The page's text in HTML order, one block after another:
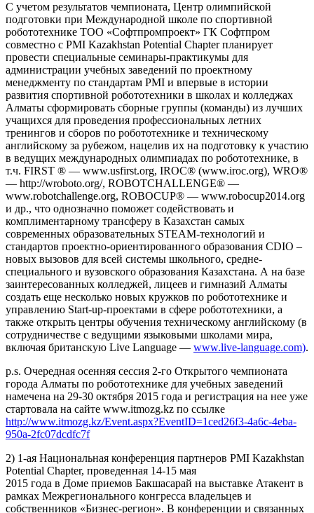
С учетом результатов чемпионата, Центр олимпийской
подготовки при Международной школе по спортивной
робототехнике ТОО «Софтпромпроект» ГК Софтпром
совместно с PMI Kazakhstan Potential Chapter планирует
провести специальные семинары-практикумы для
администрации учебных заведений по проектному
менеджменту по стандартам PMI и впервые в истории
развития спортивной робототехники в школах и колледжах
Алматы сформировать сборные группы (команды) из лучших
учащихся для проведения профессиональных летних
тренингов и сборов по робототехнике и техническому
английскому за рубежом, нацелив их на подготовку к участию
в ведущих международных олимпиадах по робототехнике, в
т.ч. FIRST ® — www.usfirst.org, IROC® (www.iroc.org), WRO®
— http://wroboto.org/, ROBOTCHALLENGE® —
www.robotchallenge.org, ROBOCUP® — www.robocup2014.org
и др., что однозначно поможет содействовать и
комплиментарному трансферу в Казахстан самых
современных образовательных STEAM-технологий и
стандартов проектно-ориентированного образования CDIO –
новых вызовов для всей системы школьного, средне-
специального и вузовского образования Казахстана. А на базе
заинтересованных колледжей, лицеев и гимназий Алматы
создать еще несколько новых кружков по робототехнике и
управлению Start-up-проектами в сфере робототехники, а
также открыть центры обучения техническому английскому (в
сотрудничестве с ведущими языковыми школами мира,
включая британскую Live Language — www.live-language.com).
p.s. Очередная осенняя сессия 2-го Открытого чемпионата
города Алматы по робототехнике для учебных заведений
намечена на 29-30 октября 2015 года и регистрация на нее уже
стартовала на сайте www.itmozg.kz по ссылке
http://www.itmozg.kz/Event.aspx?EventID=1ced26f3-4a6c-4eba-
950a-2fc07dcdfc7f
2) 1-ая Национальная конференция партнеров PMI Kazakhstan
Potential Chapter, проведенная 14-15 мая
2015 года в Доме приемов Бакшасарай на выставке Атакент в
рамках Межрегионального конгресса владельцев и
собственников «Бизнес-регион». В конференции и связанных